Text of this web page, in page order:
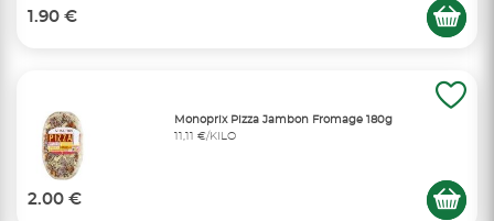
1.90 €
Monoprix Pizza Jambon Fromage 180g
11,11 €/KILO
2.00 €